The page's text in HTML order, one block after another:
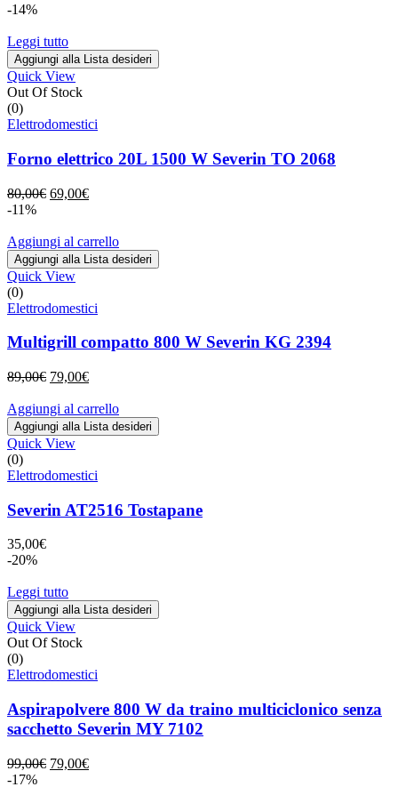
-14%
Leggi tutto
Aggiungi alla Lista desideri
Quick View
Out Of Stock
(0)
Elettrodomestici
Forno elettrico 20L 1500 W Severin TO 2068
80,00€ Il
era:
80,00€.
69,00€Il
è:
69,00€.
-11%
Aggiungi al carrello
Aggiungi alla Lista desideri
Quick View
(0)
Elettrodomestici
Multigrill compatto 800 W Severin KG 2394
89,00€ Il
originale
era:
89,00€.
79,00€Il
attuale
è:
79,00€.
Aggiungi al carrello
Aggiungi alla Lista desideri
Quick View
(0)
Elettrodomestici
Severin AT2516 Tostapane
35,00€
-20%
Leggi tutto
Aggiungi alla Lista desideri
Quick View
Out Of Stock
(0)
Elettrodomestici
Aspirapolvere 800 W da traino multiciclonico senza
sacchetto Severin MY 7102
99,00€ Il
79,00€Il
-17%